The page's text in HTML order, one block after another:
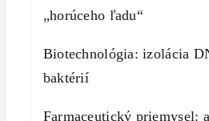
„horúceho ľadu“
Biotechnológia: izolácia
baktérií
Farmaceutický priemysel: